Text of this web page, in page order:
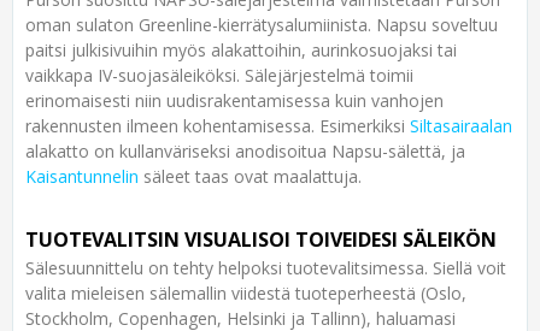
oman sulaton Greenline-kierrätysalumiinista. Napsu soveltuu
paitsi julkisivuihin myös alakattoihin, aurinkosuojaksi tai
vaikkapa IV-suojasäleiköksi. Sälejärjestelmä toimii
erinomaisesti niin uudisrakentamisessa kuin vanhojen
rakennusten ilmeen kohentamisessa. Esimerkiksi Siltasairaalan
alakatto on kullanväriseksi anodisoitua Napsu-sälettä, ja
Kaisantunnelin säleet taas ovat maalattuja.
TUOTEVALITSIN VISUALISOI TOIVEIDESI SÄLEIKÖN
Sälesuunnittelu on tehty helpoksi tuotevalitsimessa. Siellä voit
valita mieleisen sälemallin viidestä tuoteperheestä (Oslo,
Stockholm, Copenhagen, Helsinki ja Tallinn), haluamasi